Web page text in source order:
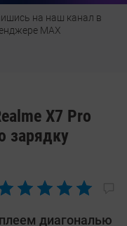
на наш канал в
МАХ
X7 Pro
зарядку
диагональю